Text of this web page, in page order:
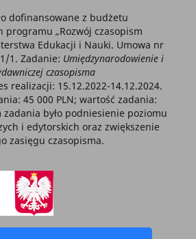
dofinansowane z budżetu
programu „Rozwój czasopism
Edukacji i Nauki. Umowa nr
1. Zadanie: Umiędzynarodowienie i
czasopisma
realizacji: 15.12.2022-14.12.2024.
45 000 PLN; wartość zadania:
zadania było podniesienie poziomu
i edytorskich oraz zwiększenie
zasięgu czasopisma.